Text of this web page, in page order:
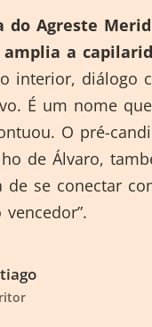
Agreste
a
interior, diálogo
É um nome
O pré-
de Álvaro,
de se conectar